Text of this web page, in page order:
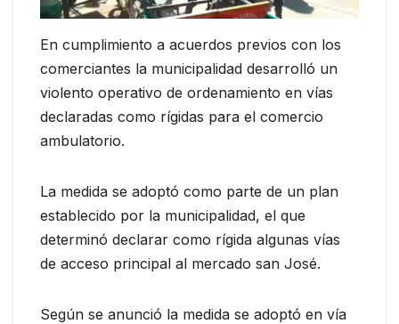
En cumplimiento a acuerdos previos con los
comerciantes la municipalidad desarrolló un
violento operativo de ordenamiento en vías
declaradas como rígidas para el comercio
ambulatorio.
La medida se adoptó como parte de un plan
establecido por la municipalidad, el que
determinó declarar como rígida algunas vías
de acceso principal al mercado san José.
Según se anunció la medida se adoptó en vía